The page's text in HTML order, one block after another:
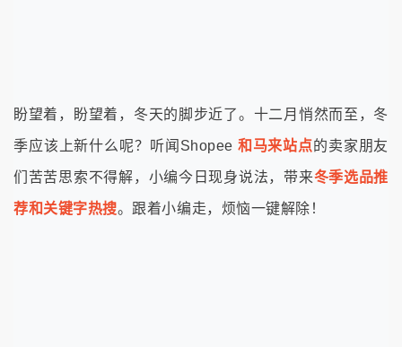
盼望着，盼望着，冬天的脚步近了。十二月悄然而至，冬
季应该上新什么呢？听闻Shopee 和马来站点的卖家朋友
们苦苦思索不得解，小编今日现身说法，带来冬季选品推
荐和关键字热搜。跟着小编走，烦恼一键解除！